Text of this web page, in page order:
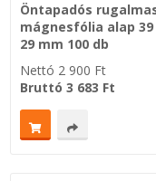
Öntapadós
mágnesfólia alap 39
29 mm 100 db
Nettó 2 900 Ft
Bruttó3 683 Ft